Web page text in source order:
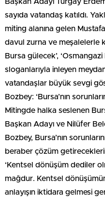
sayıda vatandaş katıldı.
miting alanına gelen
davul zurna ve meşalelerle
Bursa gülecek’,
sloganlarıyla inleyen
vatandaşlar büyük sevgi
Bozbey: ‘Bursa’nın
Mitingde halka seslenen
Başkan Adayı ve Nilüfer
Bozbey, Bursa’nın
beraber çözüm
‘Kentsel dönüşüm dediler
mağdur. Kentsel
anlayışın iktidara gelmesi